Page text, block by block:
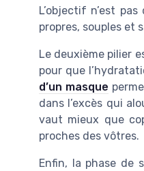
L’objectif n’est
propres, souples et
Le deuxième pilier
pour que
d’un masque
dans l’excès qui
vaut mieux que
proches des vôtres.
Enfin, la phase de